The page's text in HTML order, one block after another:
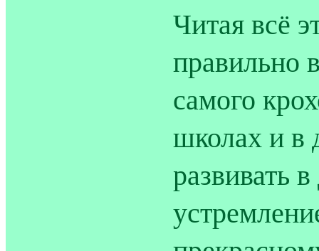
Читая всё
правильно
самого
школах и в
развивать